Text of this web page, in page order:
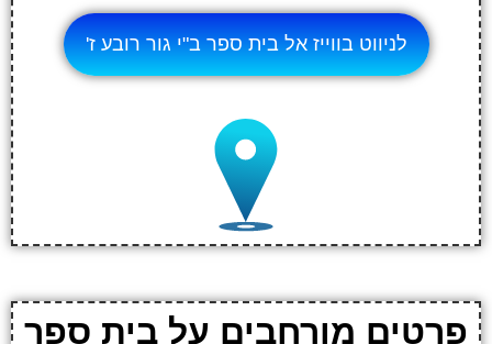
לניווט בווייז אל בית ספר ב"י גור רובע ז'
פרטים מורחבים על בית ספר